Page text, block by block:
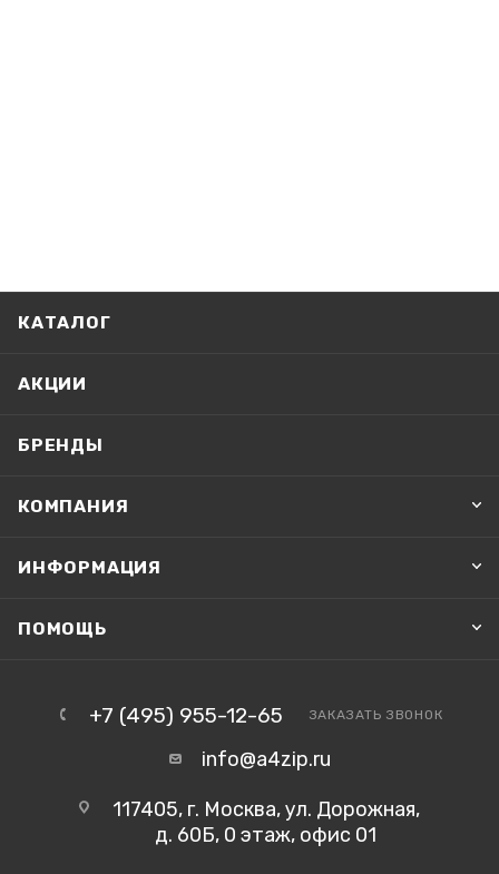
КАТАЛОГ
АКЦИИ
БРЕНДЫ
КОМПАНИЯ
ИНФОРМАЦИЯ
ПОМОЩЬ
+7 (495) 955-12-65 ЗАКАЗАТЬ ЗВОНОК
info@a4zip.ru
117405, г. Москва, ул. Дорожная,
д. 60Б, 0 этаж, офис 01